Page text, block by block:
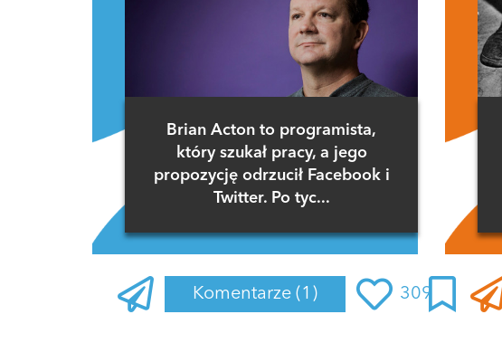
Brian Acton to programista,
który szukał pracy, a jego
propozycję odrzucił Facebook i
Twitter. Po tyc...
Komentarze (1) 309